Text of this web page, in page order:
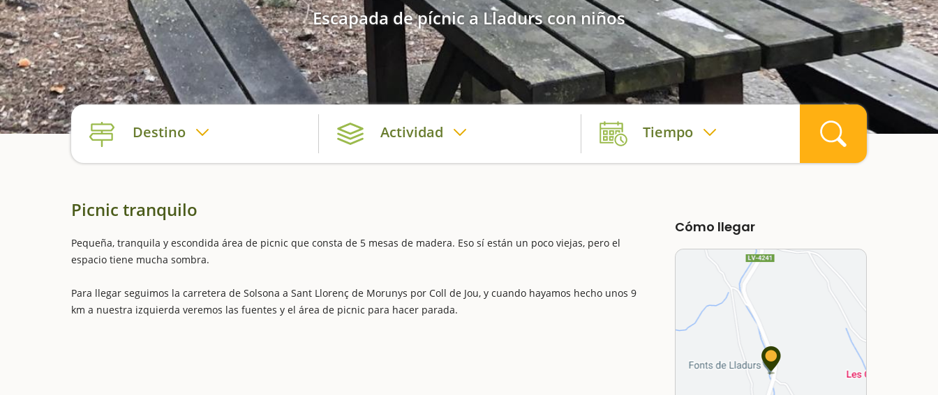
Escapada de pícnic a Lladurs con niños
Destino Actividad Tiempo
Picnic tranquilo
Pequeña, tranquila y escondida área de picnic que consta de 5 mesas de madera. Eso sí están un poco viejas, pero el
espacio tiene mucha sombra.
Para llegar seguimos la carretera de Solsona a Sant Llorenç de Morunys por Coll de Jou, y cuando hayamos hecho unos 9
km a nuestra izquierda veremos las fuentes y el área de picnic para hacer parada.
Cómo llegar